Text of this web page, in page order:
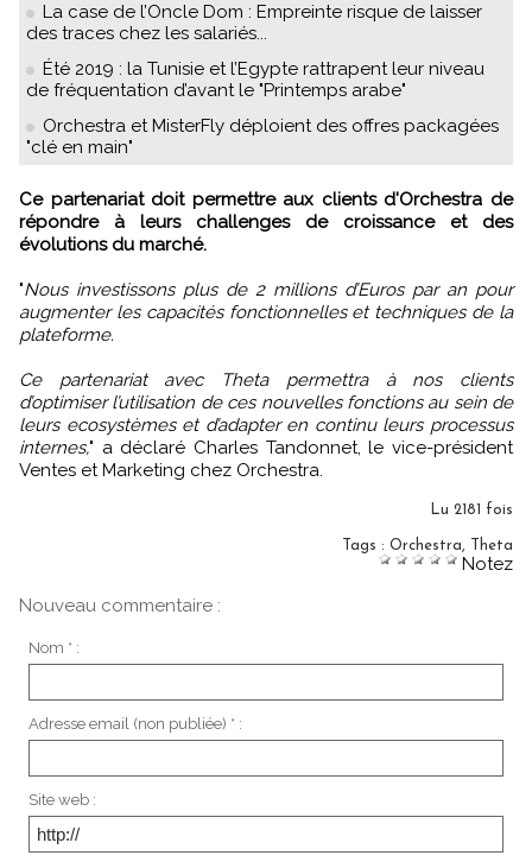
La case de l’Oncle Dom : Empreinte risque de laisser
des traces chez les salariés...
Été 2019 : la Tunisie et l’Egypte rattrapent leur niveau
de fréquentation d’avant le "Printemps arabe"
Orchestra et MisterFly déploient des offres packagées
"clé en main"
Ce partenariat doit permettre aux clients d'Orchestra de
répondre à leurs challenges de croissance et des
évolutions du marché.
"Nous investissons plus de 2 millions d’Euros par an pour
augmenter les capacités fonctionnelles et techniques de la
plateforme.
Ce partenariat avec Theta permettra à nos clients
d’optimiser l’utilisation de ces nouvelles fonctions au sein de
leurs ecosystèmes et d’adapter en continu leurs processus
internes," a déclaré Charles Tandonnet, le vice-président
Ventes et Marketing chez Orchestra.
Lu 2181 fois
Tags : Orchestra, Theta
Notez
Nouveau commentaire :
Nom * :
Adresse email (non publiée) * :
Site web :